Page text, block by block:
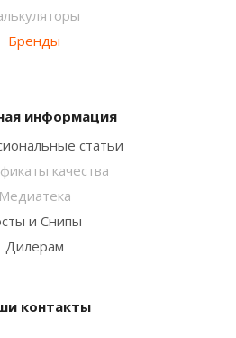
Бренды
информация
статьи
качества
Медиатека
и Снипы
Дилерам
контакты